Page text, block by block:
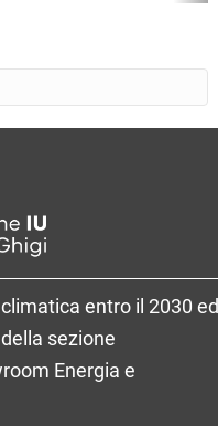
entro il 2030 ed
sezione
Energia e